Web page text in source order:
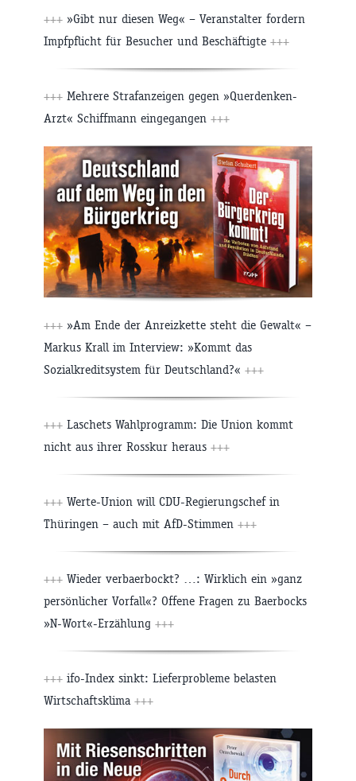
+++ »Gibt nur diesen Weg« – Veranstalter fordern
Impfpflicht für Besucher und Beschäftigte +++
+++ Mehrere Strafanzeigen gegen »Querdenken-
Arzt« Schiffmann eingegangen +++
+++ »Am Ende der Anreizkette steht die Gewalt« –
Markus Krall im Interview: »Kommt das
Sozialkreditsystem für Deutschland?« +++
+++ Laschets Wahlprogramm: Die Union kommt
nicht aus ihrer Rosskur heraus +++
+++ Werte-Union will CDU-Regierungschef in
Thüringen – auch mit AfD-Stimmen +++
+++ Wieder verbaerbockt? …: Wirklich ein »ganz
persönlicher Vorfall«? Offene Fragen zu Baerbocks
»N-Wort«-Erzählung +++
+++ ifo-Index sinkt: Lieferprobleme belasten
Wirtschaftsklima +++